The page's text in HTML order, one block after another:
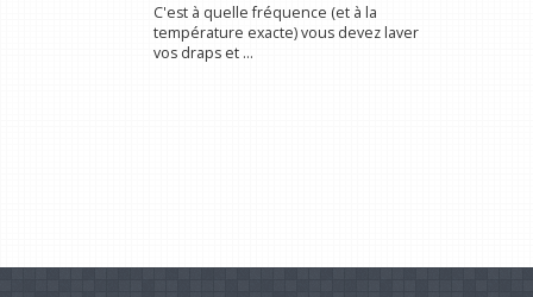
C'est à quelle fréquence (et à la
température exacte) vous devez laver
vos draps et ...